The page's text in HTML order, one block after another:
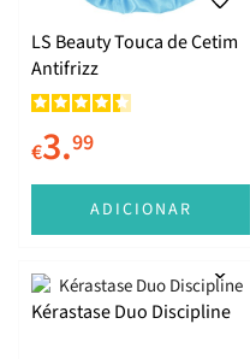
LS Beauty Touca de Cetim
Antifrizz
€3.99
ADICIONAR
Kérastase Duo Discipline